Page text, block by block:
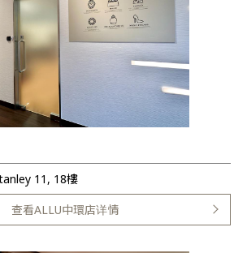
11, 18樓
查看ALLU中環店详情